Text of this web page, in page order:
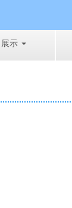
展示